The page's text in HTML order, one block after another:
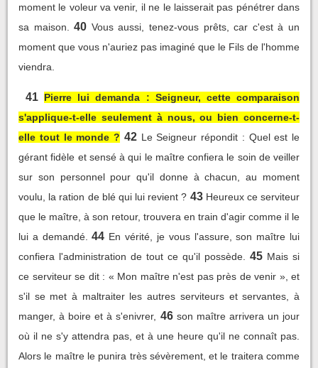
moment le voleur va venir, il ne le laisserait pas pénétrer dans
sa maison.
40 Vous aussi, tenez-vous prêts, car c'est à un
moment que vous n'auriez pas imaginé que le Fils de l'homme
viendra.
41 Pierre lui demanda : Seigneur, cette comparaison
s'applique-t-elle seulement à nous, ou bien concerne-t-
elle tout le monde ? 42 Le Seigneur répondit : Quel est le
gérant fidèle et sensé à qui le maître confiera le soin de veiller
sur son personnel pour qu'il donne à chacun, au moment
voulu, la ration de blé qui lui revient ? 43 Heureux ce serviteur
que le maître, à son retour, trouvera en train d'agir comme il le
lui a demandé. 44 En vérité, je vous l'assure, son maître lui
confiera l'administration de tout ce qu'il possède.
45 Mais si
ce serviteur se dit : « Mon maître n'est pas près de venir », et
s'il se met à maltraiter les autres serviteurs et servantes, à
manger, à boire et à s'enivrer, 46 son maître arrivera un jour
où il ne s'y attendra pas, et à une heure qu'il ne connaît pas.
Alors le maître le punira très sévèrement, et le traitera comme